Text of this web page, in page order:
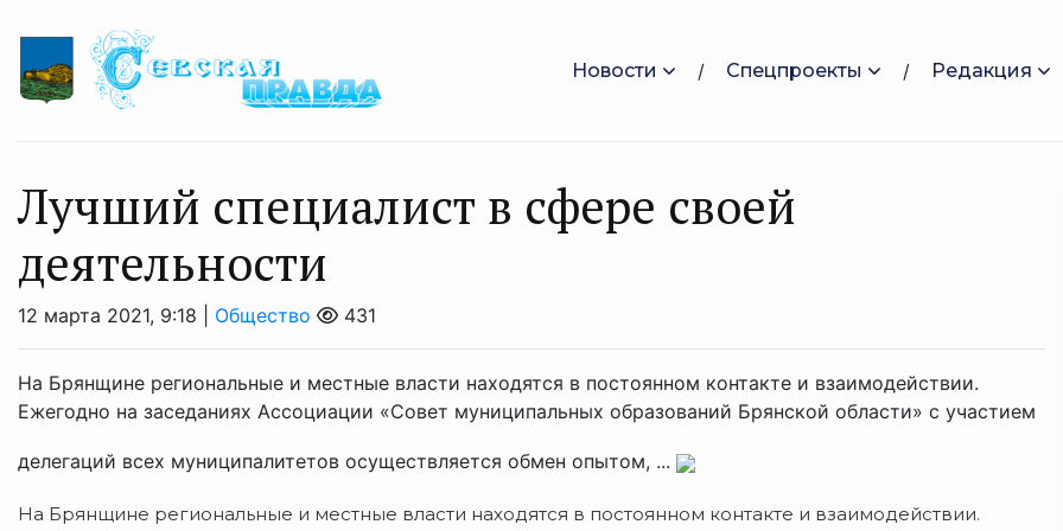
Новости Спецпроекты Редакция
Лучший специалист в сфере своей
деятельности
12 марта 2021, 9:18 | Общество 431
На Брянщине региональные и местные власти находятся в постоянном контакте и взаимодействии.
Ежегодно на заседаниях Ассоциации «Совет муниципальных образований Брянской области» с участием
делегаций всех муниципалитетов осуществляется обмен опытом, ...
На Брянщине региональные и местные власти находятся в постоянном контакте и взаимодействии.